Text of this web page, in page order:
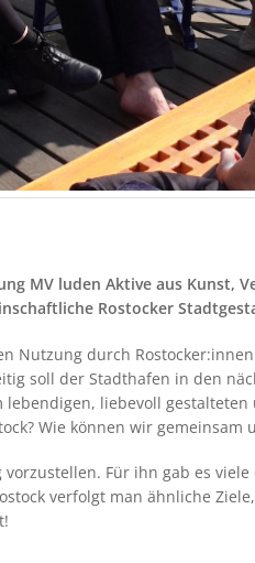
MV luden Aktive aus Kunst,
Rostocker
Nutzung durch
soll der Stadthafen in den
liebevoll
Wie können wir
Für ihn gab es
verfolgt man ähnliche